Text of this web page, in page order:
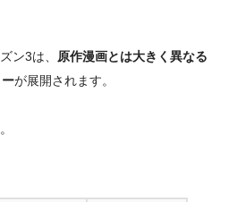
ン3は、 原作漫画とは大きく異なる
が展開されます。